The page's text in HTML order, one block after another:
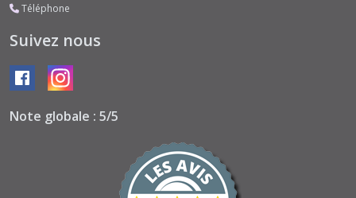
Téléphone
Suivez nous
Note globale : 5/5